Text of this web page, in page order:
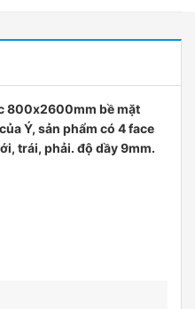
800x2600mm bề mặt
Ý, sản phẩm có 4 face
trái, phải. độ dầy 9mm.